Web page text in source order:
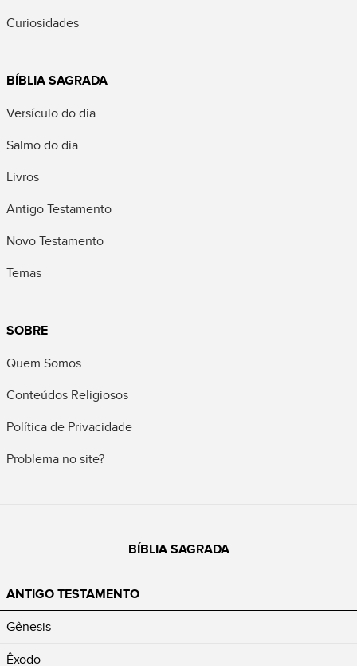
Curiosidades
BÍBLIA SAGRADA
Versículo do dia
Salmo do dia
Livros
Antigo Testamento
Novo Testamento
Temas
SOBRE
Quem Somos
Conteúdos Religiosos
Política de Privacidade
Problema no site?
BÍBLIA SAGRADA
ANTIGO TESTAMENTO
Gênesis
Êxodo